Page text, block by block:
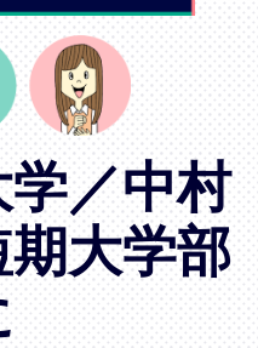
／中村
大学部